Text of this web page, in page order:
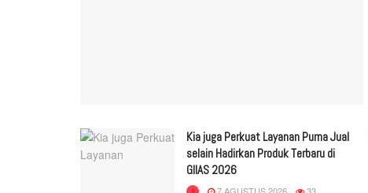
Kia juga Perkuat Layanan Purna Jual
selain Hadirkan Produk Terbaru di
GIIAS 2026